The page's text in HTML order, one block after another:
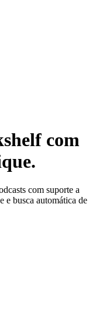
com
com suporte a
e busca automática de